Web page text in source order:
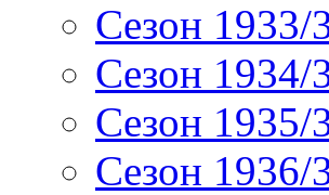
Сезон 1933/
Сезон 1934/
Сезон 1935/
Сезон 1936/